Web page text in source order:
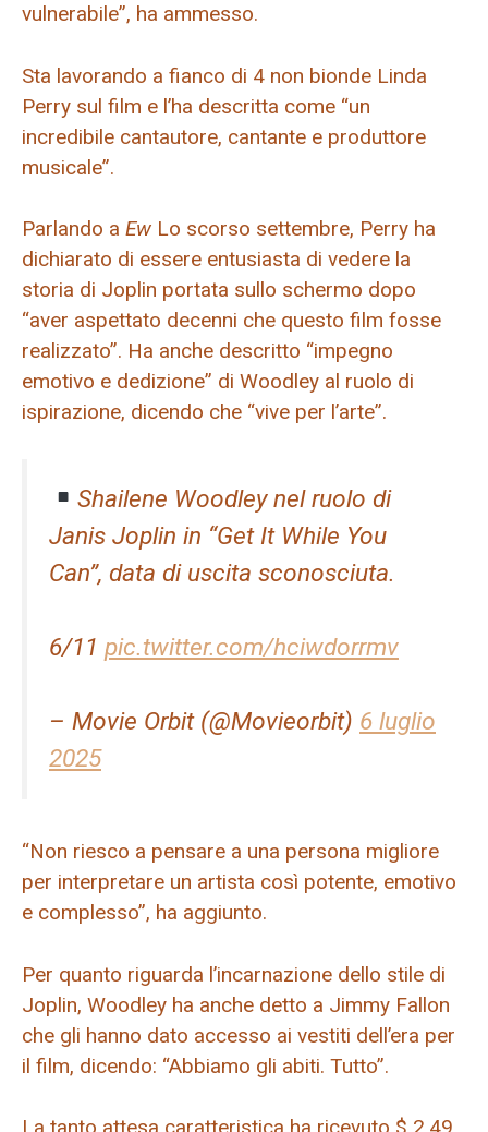
vulnerabile”, ha ammesso.
Sta lavorando a fianco di 4 non bionde Linda
Perry sul film e l’ha descritta come “un
incredibile cantautore, cantante e produttore
musicale”.
Parlando a Ew Lo scorso settembre, Perry ha
dichiarato di essere entusiasta di vedere la
storia di Joplin portata sullo schermo dopo
“aver aspettato decenni che questo film fosse
realizzato”. Ha anche descritto “impegno
emotivo e dedizione” di Woodley al ruolo di
ispirazione, dicendo che “vive per l’arte”.
Shailene Woodley nel ruolo di
Janis Joplin in “Get It While You
Can”, data di uscita sconosciuta.
6/11 pic.twitter.com/hciwdorrmv
– Movie Orbit (@Movieorbit) 6 luglio
2025
“Non riesco a pensare a una persona migliore
per interpretare un artista così potente, emotivo
e complesso”, ha aggiunto.
Per quanto riguarda l’incarnazione dello stile di
Joplin, Woodley ha anche detto a Jimmy Fallon
che gli hanno dato accesso ai vestiti dell’era per
il film, dicendo: “Abbiamo gli abiti. Tutto”.